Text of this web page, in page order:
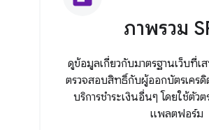
ภาพรวม
ดูข้อมูลเกี่ยวกับมาตรฐานเว็บที่เ
ตรวจสอบสิทธิ์กับผู้ออกบัตรเครดิ
บริการชำระเงินอื่นๆ โดยใช้ตัว
แพลตฟอร์ม